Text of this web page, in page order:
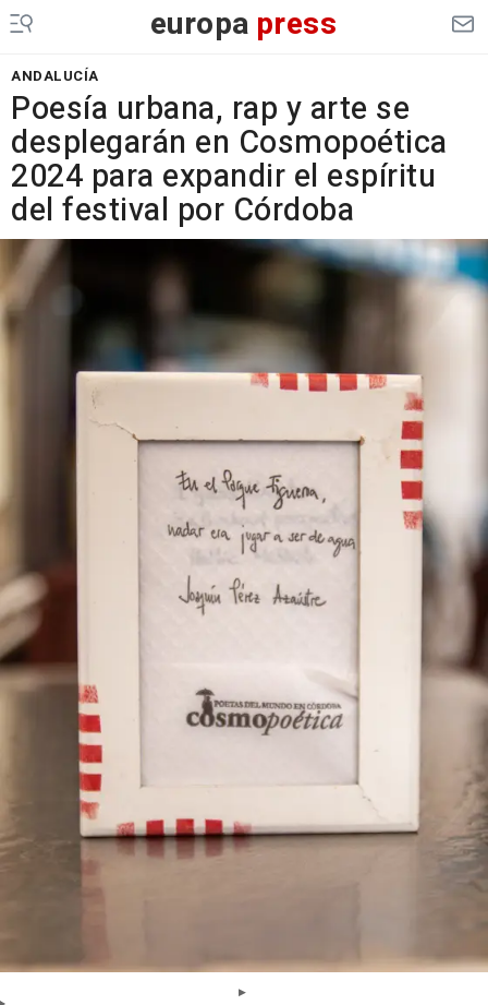
europa press
ANDALUCÍA
Poesía urbana, rap y arte se
desplegarán en Cosmopoética
2024 para expandir el espíritu
del festival por Córdoba